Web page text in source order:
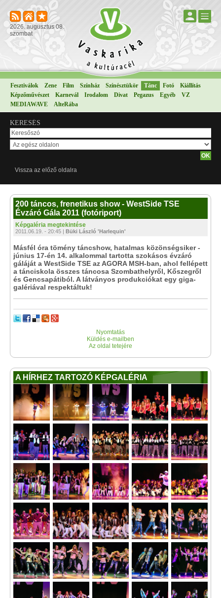
2026. augusztus 08.
szombat
Fesztiválok Zene Film Színház Színésztükör Tánc Fotó
Kiállítás
Képzőművészet
Karnevál Irodalom Divat Pegazus Egyéb
VZ
MEDIAWAVE
AlteRába
KERESÉS
Vissza az előző oldalra
200 táncos, frenetikus show - WestSide TSE
Évzáró Gála 2011 (fotóriport)
Képgaléria megtekintése
2011.06.19. - 20:45 | Büki László 'Harlequin'
Másfél óra tömény táncshow, hatalmas közönségsiker -
június 17-én 14. alkalommal tartotta szokásos évzáró
gáláját a WestSide TSE az AGORA MSH-ban, ahol fellépett
a tánciskola összes táncosa Szombathelyről, Kőszegről
és Gencsapátiból. A látványos produkciókat egy giga-
galériával respektáltuk!
Nyomtatás
Küldés e-mailben
Az oldal tetejére
A HÍRHEZ TARTOZÓ KÉPGALÉRIA